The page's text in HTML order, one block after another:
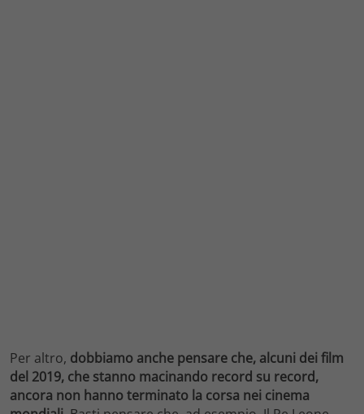
Per altro, dobbiamo anche pensare che, alcuni dei film
del 2019, che stanno macinando record su record,
ancora non hanno terminato la corsa nei cinema